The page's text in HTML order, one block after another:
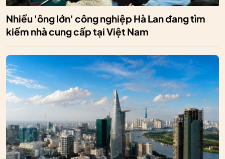
Nhiều 'ông lớn' công nghiệp Hà Lan đang tìm
kiếm nhà cung cấp tại Việt Nam